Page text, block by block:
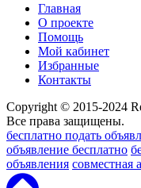
Главная
О проекте
Помощь
Мой кабинет
Избранные
Контакты
Copyright © 2015-2024
Все права защищены.
бесплатно подать
объявление бесплатно
объявления совместная